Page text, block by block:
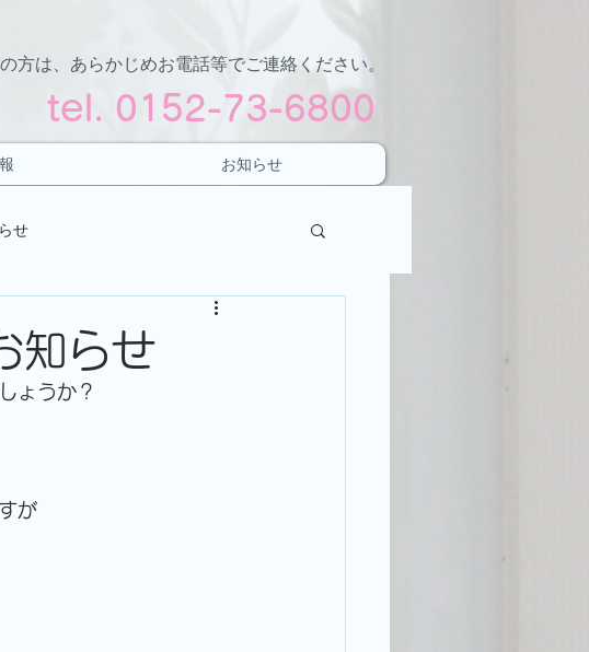
方は、あらかじめお電話等でご連絡ください。
tel. 0152-73-6800
お知らせ
せ
知らせ
ょうか？
が